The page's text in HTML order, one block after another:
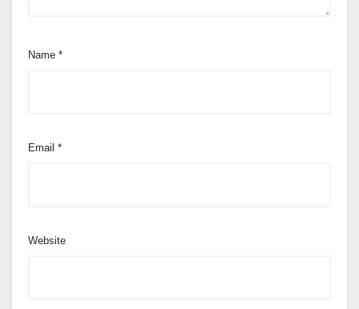
Name *
Email *
Website